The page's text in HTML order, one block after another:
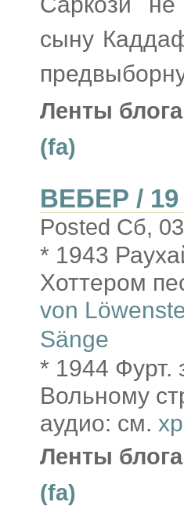
сыну
Ленты
(fa)
ВЕБЕР /
Posted Сб,
* 1943
Хоттером
von
Sänge
* 1944 Фурт.
Вольному
аудио: см.
Ленты
(fa)